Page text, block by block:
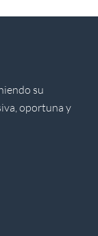
su
oportuna y